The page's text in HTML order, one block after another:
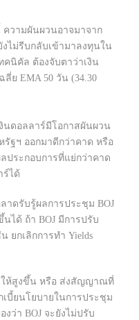
ความผันผวนอาจมาจาก
ไม่รีบกลับเข้ามาลงทุนใน
คนิคัล ต้องจับตาว่าเงิน
ย EMA 50 วัน (34.30
นดอลลาร์มีโอกาสผันผวน
รัฐฯ ออกมาดีกว่าคาด หรือ
ประกอบการที่แย่กว่าคาด
ร์ได้
าดรับรู้ผลการประชุม BOJ
ได้ ถ้า BOJ มีการปรับ
ยกเลิกการทำ Yields
ให้สูงขึ้น หรือ ส่งสัญญาณที่
บี้ยนโยบายในการประชุม
ว่า BOJ จะยังไม่ปรับ